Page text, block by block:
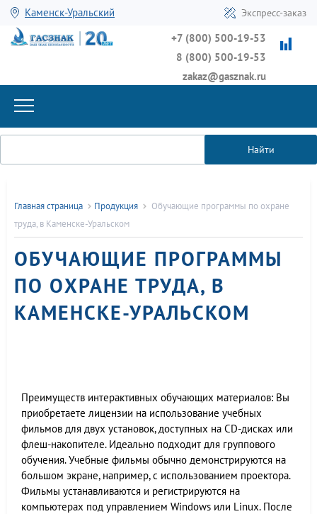
Каменск-Уральский Экспресс-заказ
+7 (800) 500-19-53
8 (800) 500-19-53
zakaz@gasznak.ru
Найти
Главная страница Продукция
Обучающие программы по охране
труда, в Каменске-Уральском
ОБУЧАЮЩИЕ ПРОГРАММЫ
ПО ОХРАНЕ ТРУДА, В
КАМЕНСКЕ-УРАЛЬСКОМ
Преимуществ интерактивных обучающих материалов: Вы
приобретаете лицензии на использование учебных
фильмов для двух установок, доступных на CD-дисках или
флеш-накопителе. Идеально подходит для группового
обучения. Учебные фильмы обычно демонстрируются на
большом экране, например, с использованием проектора.
Фильмы устанавливаются и регистрируются на
компьютерах под управлением Windows или Linux. После